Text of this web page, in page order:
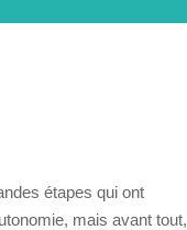
étapes qui ont
mais avant tout,